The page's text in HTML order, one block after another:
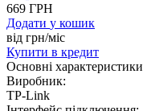
669 ГРН
Додати у кошик
від грн/мiс
Купити в кредит
Основнi характеристики
Виробник:
TP-Link